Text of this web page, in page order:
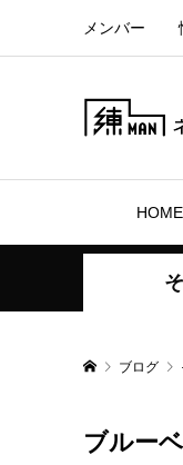
メンバー
HOME
ブログ
ブルー